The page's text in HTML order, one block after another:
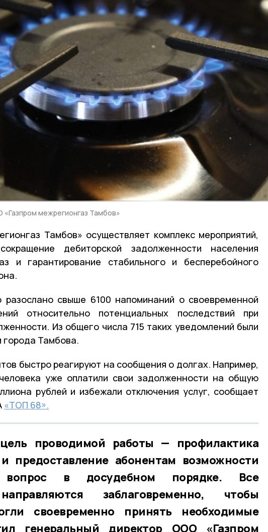
межрегионгаз Тамбов»
Тамбов» осуществляет комплекс мероприятий,
дебиторской задолженности населения
и гарантирование стабильного и бесперебойного
свыше 6100 напоминаний о своевременной
относительно потенциальных последствий при
Из общего числа 715 таких уведомлений были
Тамбова.
быстро реагируют на сообщения о долгах. Например,
уже оплатили свои задолженности на общую
рублей и избежали отключения услуг, сообщает
«ТОП 68».
проводимой работы — профилактика
предоставление абонентам возможности
вопрос в досудебном порядке. Все
заблаговременно, чтобы
своевременно принять необходимые
генеральный директор ООО «Газпром